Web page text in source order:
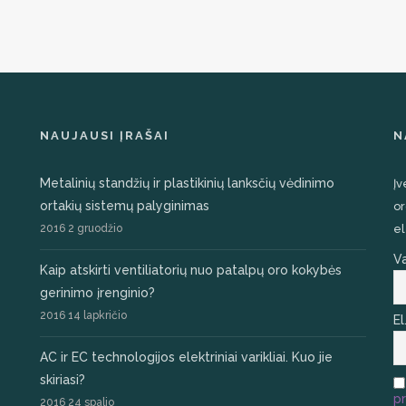
NAUJAUSI ĮRAŠAI
Metalinių standžių ir plastikinių lanksčių vėdinimo
ortakių sistemų palyginimas
2016 2 gruodžio
Kaip atskirti ventiliatorių nuo patalpų oro kokybės
gerinimo įrenginio?
2016 14 lapkričio
AC ir EC technologijos elektriniai varikliai. Kuo jie
skiriasi?
2016 24 spalio